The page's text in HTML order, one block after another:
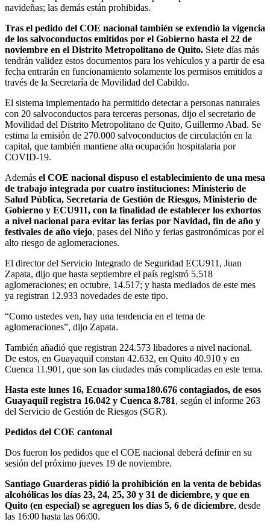
navideñas; las demás están prohibidas.
Tras el pedido del COE nacional también se extendió la vigencia
de los salvoconductos emitidos por el Gobierno hasta el 22 de
noviembre en el Distrito Metropolitano de Quito. Siete días más
tendrán validez estos documentos para los vehículos y a partir de esa
fecha entrarán en funcionamiento solamente los permisos emitidos a
través de la Secretaría de Movilidad del Cabildo.
El sistema implementado ha permitido detectar a personas naturales
con 20 salvoconductos para terceras personas, dijo el secretario de
Movilidad del Distrito Metropolitano de Quito, Guillermo Abad. Se
estima la emisión de 270.000 salvoconductos de circulación en la
capital, que también mantiene alta ocupación hospitalaria por
COVID-19.
Además el COE nacional dispuso el establecimiento de una mesa
de trabajo integrada por cuatro instituciones: Ministerio de
Salud Pública, Secretaría de Gestión de Riesgos, Ministerio de
Gobierno y ECU911, con la finalidad de establecer los exhortos
a nivel nacional para evitar las ferias por Navidad, fin de año y
festivales de año viejo, pases del Niño y ferias gastronómicas por el
alto riesgo de aglomeraciones.
El director del Servicio Integrado de Seguridad ECU911, Juan
Zapata, dijo que hasta septiembre el país registró 5.518
aglomeraciones; en octubre, 14.517; y hasta mediados de este mes
ya registran 12.933 novedades de este tipo.
“Como ustedes ven, hay una tendencia en el tema de
aglomeraciones”, dijo Zapata.
También añadió que registran 224.573 libadores a nivel nacional.
De estos, en Guayaquil constan 42.632, en Quito 40.910 y en
Cuenca 11.901, que son las ciudades más complicadas en este tema.
Hasta este lunes 16, Ecuador suma180.676 contagiados, de esos
Guayaquil registra 16.042 y Cuenca 8.781, según el informe 263
del Servicio de Gestión de Riesgos (SGR).
Pedidos del COE cantonal
Dos fueron los pedidos que el COE nacional deberá definir en su
sesión del próximo jueves 19 de noviembre.
Santiago Guarderas pidió la prohibición en la venta de bebidas
alcohólicas los días 23, 24, 25, 30 y 31 de diciembre, y que en
Quito (en especial) se agreguen los días 5, 6 de diciembre, desde
las 16:00 hasta las 06:00.